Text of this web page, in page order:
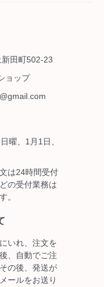
田町502-23
ョップ
曜、1月1日、
は24時間受付
の受付業務は
。
いれ、注文を
、自動でご注
の後、発送が
ールをお送り